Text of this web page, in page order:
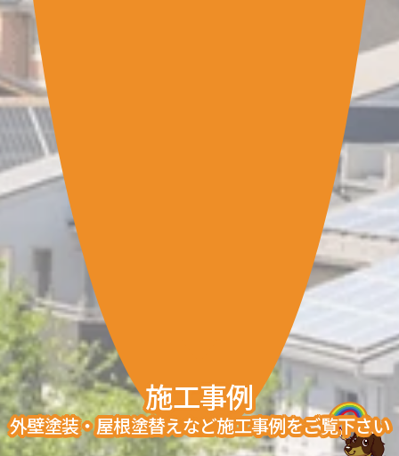
施工事例
外壁塗装・屋根塗替えなど施工事例をご覧下さい